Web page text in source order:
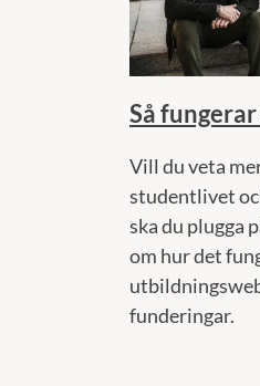
Så
Vill du veta
studentlivet
ska du plugga
om hur det
funderingar.